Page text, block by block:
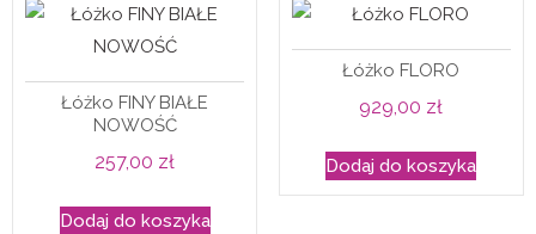
Łóżko FINY BIAŁE
NOWOŚĆ
257,00 zł
Dodaj do koszyka
Łóżko FLORO
929,00 zł
Dodaj do koszyka